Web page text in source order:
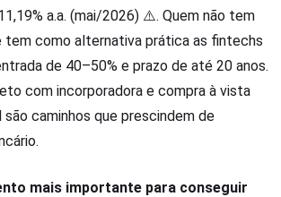
a.a. (mai/2026) ⚠️. Quem não tem
tem como alternativa prática as fintechs
de 40–50% e prazo de até 20 anos.
com incorporadora e compra à vista
caminhos que prescindem de
mais importante para conseguir